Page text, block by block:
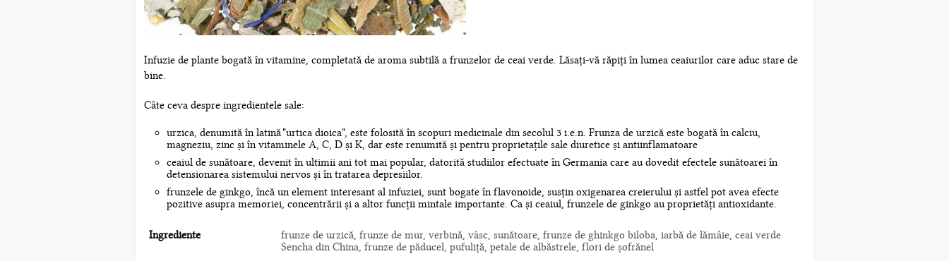
Infuzie de plante bogată în vitamine, completată de aroma subtilă a frunzelor de ceai verde. Lăsați-vă răpiți în lumea ceaiurilor care aduc stare de
bine.
Câte ceva despre ingredientele sale:
urzica, denumită în latină "urtica dioica", este folosită în scopuri medicinale din secolul 3 i.e.n. Frunza de urzică este bogată în calciu,
magneziu, zinc și în vitaminele A, C, D și K, dar este renumită și pentru proprietațile sale diuretice și antiinflamatoare
ceaiul de sunătoare, devenit în ultimii ani tot mai popular, datorită studiilor efectuate în Germania care au dovedit efectele sunătoarei în
detensionarea sistemului nervos și în tratarea depresiilor.
frunzele de ginkgo, încă un element interesant al infuziei, sunt bogate în flavonoide, susțin oxigenarea creierului și astfel pot avea efecte
pozitive asupra memoriei, concentrării și a altor funcții mintale importante. Ca și ceaiul, frunzele de ginkgo au proprietăți antioxidante.
Ingrediente
frunze de urzică, frunze de mur, verbină, vâsc, sunătoare, frunze de ghinkgo biloba, iarbă de lămâie, ceai verde
Sencha din China, frunze de păducel, pufuliță, petale de albăstrele, flori de șofrănel